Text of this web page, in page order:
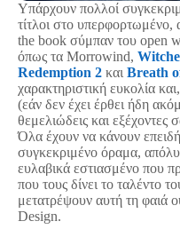
Υπάρχουν πολλοί
τίτλοι στο υπερφορτωμένο,
the book σύμπαν του open
όπως τα Morrowind,
Redemption 2 και Breath
χαρακτηριστική ευκολία
(εάν δεν έχει έρθει ήδη
θεμελιώδεις και εξέχοντες
Όλα έχουν να κάνουν
συγκεκριμένο όραμα,
ευλαβικά εστιασμένο που
που τους δίνει το ταλέντο
μετατρέψουν αυτή τη φαιά
Design.